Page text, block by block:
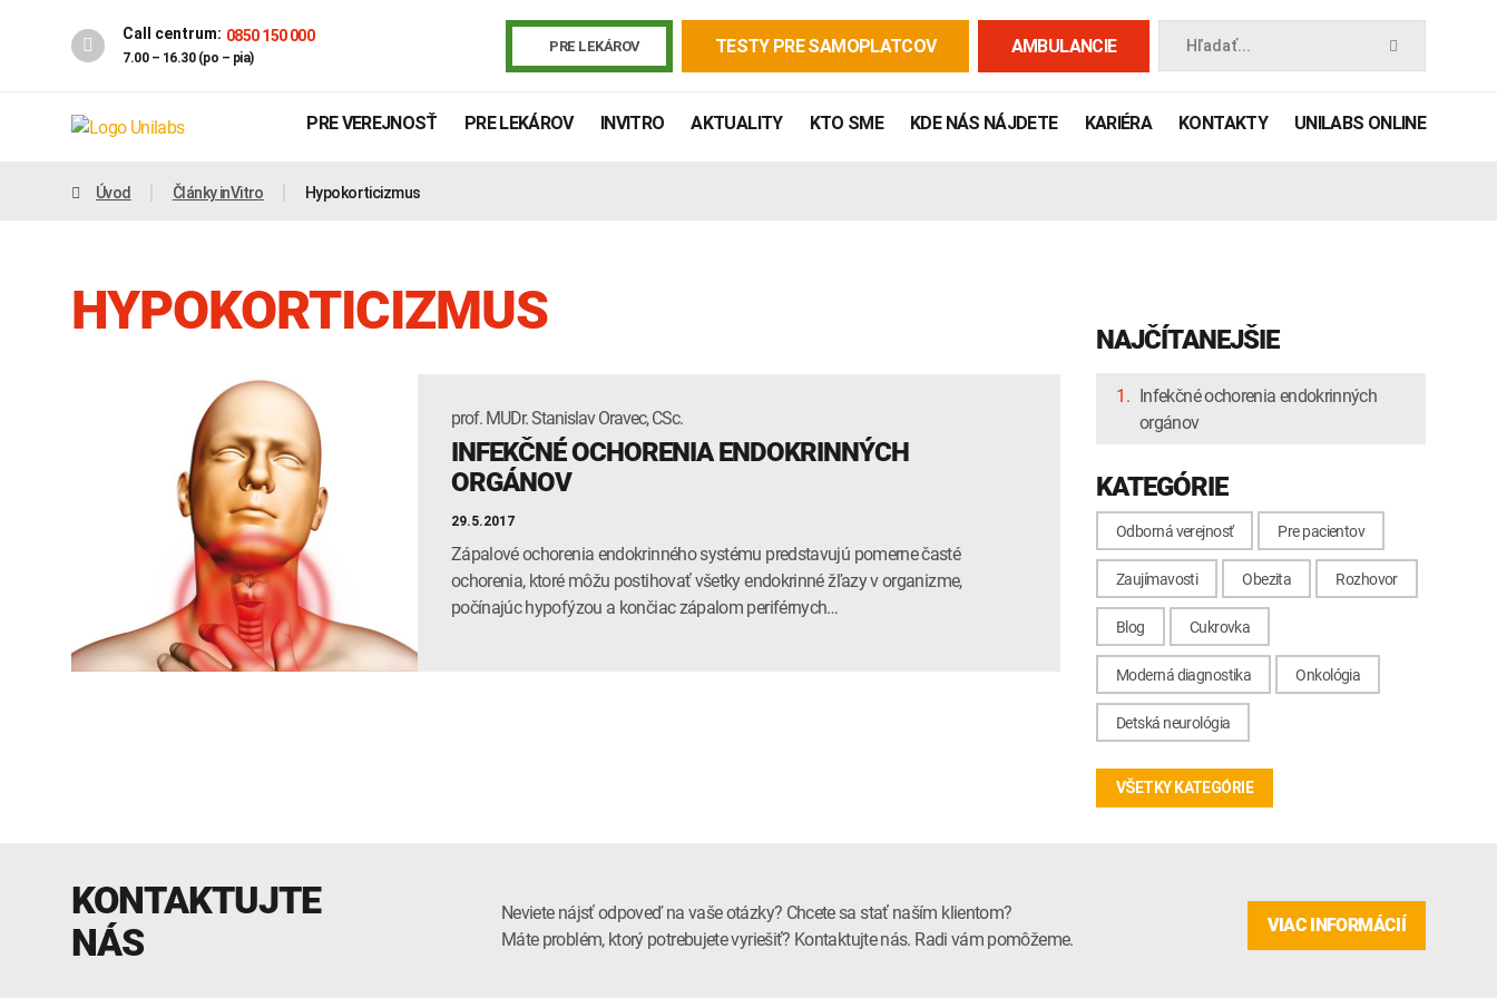
Call centrum: 0850 150 000
7.00 – 16.30 (po – pia)
PRE LEKÁROV TESTY PRE SAMOPLATCOV AMBULANCIE Hľadať...
Covid-19 Žiadanky a tlačivá Výsledky vyšetrení
INTOLERANCIA POTRAVÍN Lymská borelióza Human papillomavirus (HPV)
PRE VEREJNOSŤ PRE LEKÁROV INVITRO AKTUALITY KTO SME KDE NÁS NÁJDETE KARIÉRA KONTAKTY UNILABS ONLINE
Úvod Články inVitro Hypokorticizmus
HYPOKORTICIZMUS
prof. MUDr. Stanislav Oravec, CSc.
INFEKČNÉ OCHORENIA ENDOKRINNÝCH
ORGÁNOV
29.5.2017
Zápalové ochorenia endokrinného systému predstavujú pomerne časté
ochorenia, ktoré môžu postihovať všetky endokrinné žľazy v organizme,
počínajúc hypofýzou a končiac zápalom periférnych…
NAJČÍTANEJŠIE
1. Infekčné ochorenia endokrinných
orgánov
KATEGÓRIE
Odborná verejnosť Pre pacientov
Zaujímavosti Obezita Rozhovor
Blog Cukrovka
Moderná diagnostika Onkológia
Detská neurológia
VŠETKY KATEGÓRIE
KONTAKTUJTE
NÁS
Neviete nájsť odpoveď na vaše otázky? Chcete sa stať naším klientom?
Máte problém, ktorý potrebujete vyriešiť? Kontaktujte nás. Radi vám pomôžeme.
VIAC INFORMÁCIÍ